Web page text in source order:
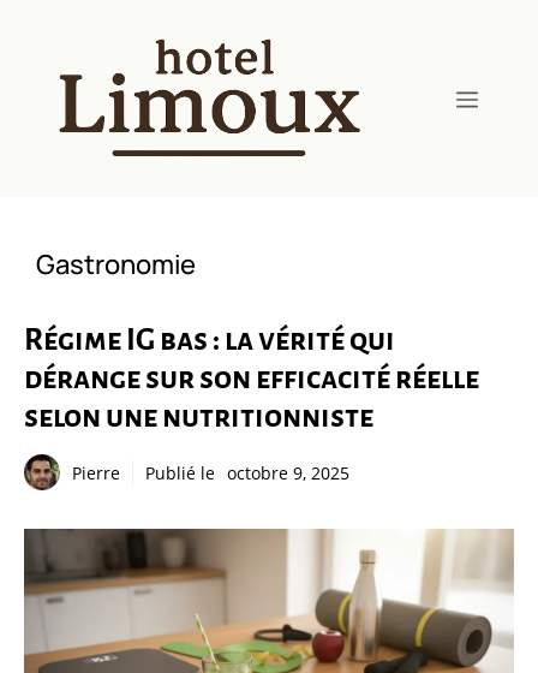
contenu
Menu
Gastronomie
Régime IG bas : la vérité qui
dérange sur son efficacité réelle
selon une nutritionniste
Pierre Publié le octobre 9, 2025